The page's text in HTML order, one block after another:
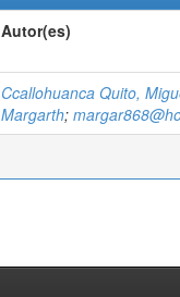
Autor(es)
Ccallohuanca Quito,
Margarth;